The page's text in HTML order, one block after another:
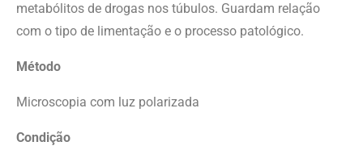
metabólitos de drogas nos túbulos. Guardam relação
com o tipo de limentação e o processo patológico.
Método
Microscopia com luz polarizada
Condição